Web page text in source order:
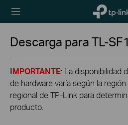
TP-Link,
Reliably
Descarga paraTL-
IMPORTANTE: La disponibilidad
de hardware varía según la
regional de TP-Link para
producto.